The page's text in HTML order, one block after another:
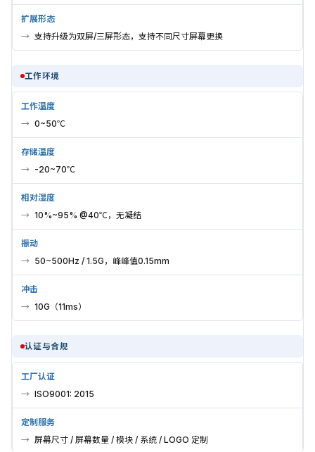
扩展形态
支持升级为双屏/三屏形态，支持不同尺寸屏幕更换
工作环境
工作温度
0~50℃
存储温度
-20~70℃
相对湿度
10%~95% @40℃，无凝结
振动
50~500Hz / 1.5G，峰峰值0.15mm
冲击
10G（11ms）
认证与合规
工厂认证
ISO9001: 2015
定制服务
屏幕尺寸 / 屏幕数量 / 模块 / 系统 / LOGO 定制